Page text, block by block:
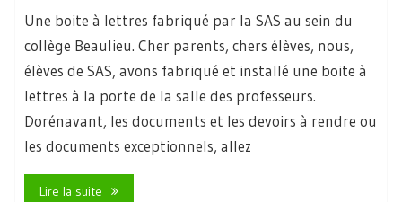
Une boite à lettres fabriqué par la SAS au sein du
collège Beaulieu. Cher parents, chers élèves, nous,
élèves de SAS, avons fabriqué et installé une boite à
lettres à la porte de la salle des professeurs.
Dorénavant, les documents et les devoirs à rendre ou
les documents exceptionnels, allez
Lire la suite